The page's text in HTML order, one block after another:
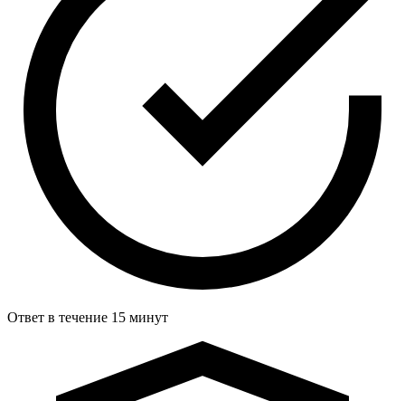
Ответ в течение 15 минут